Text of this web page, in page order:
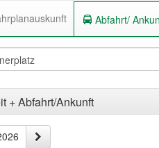
Abfahrt/
+ Abfahrt/Ankunft